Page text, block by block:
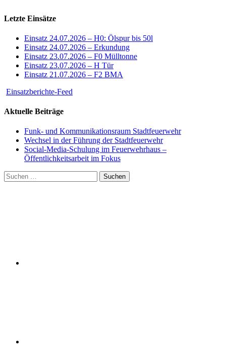
Letzte Einsätze
Einsatz 24.07.2026 – H0: Ölspur bis 50l
Einsatz 24.07.2026 – Erkundung
Einsatz 23.07.2026 – F0 Mülltonne
Einsatz 23.07.2026 – H Tür
Einsatz 21.07.2026 – F2 BMA
Einsatzberichte-Feed
Aktuelle Beiträge
Funk- und Kommunikationsraum Stadtfeuerwehr
Wechsel in der Führung der Stadtfeuerwehr
Social-Media-Schulung im Feuerwehrhaus –
Öffentlichkeitsarbeit im Fokus
Suchen
nach: